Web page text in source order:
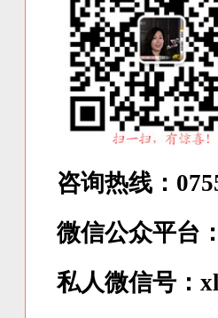
咨询热线：
微信公众平台
私人微信号：